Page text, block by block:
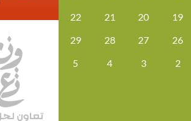
19
20
21
22
26
27
28
29
2
3
4
5